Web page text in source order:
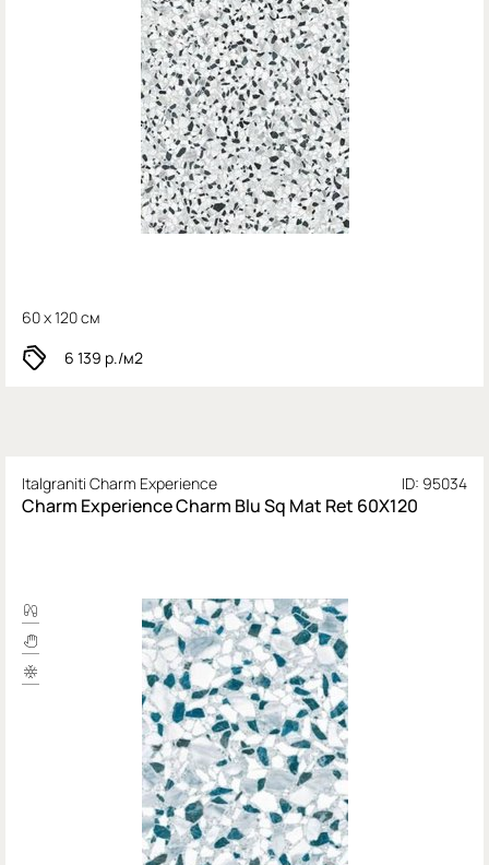
60 x 120 см
6 139 р./м2
Italgraniti Charm Experience ID: 95034
Charm Experience Charm Blu Sq Mat Ret 60X120